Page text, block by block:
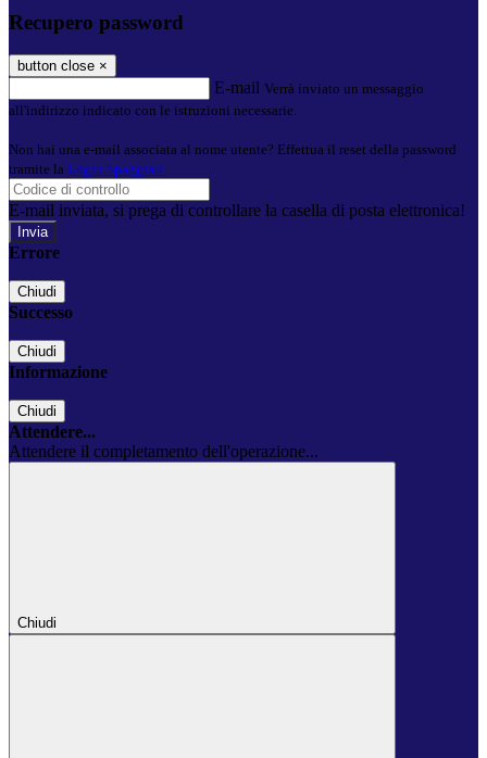
Recupero password
button close ×
E-mail Verrà inviato un messaggio
all'indirizzo indicato con le istruzioni necessarie.
Non hai una e-mail associata al nome utente? Effettua il reset della password
tramite la Login Spaggiari
E-mail inviata, si prega di controllare la casella di posta elettronica!
Errore
Chiudi
Successo
Chiudi
Informazione
Chiudi
Attendere...
Attendere il completamento dell'operazione...
Chiudi